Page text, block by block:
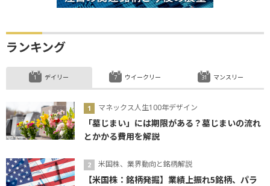
ランキング
デイリー
マネックス人生100年デザイン
「墓じまい」には期限がある？墓じまいの流れ
とかかる費用を解説
米国株、業界動向と銘柄解説
【米国株：銘柄発掘】業績上振れ5銘柄、パラ
ウイークリー マンスリー